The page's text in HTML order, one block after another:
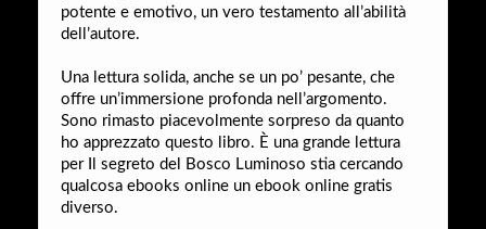
potente e emotivo, un vero testamento all’abilità
dell’autore.
Una lettura solida, anche se un po’ pesante, che
offre un’immersione profonda nell’argomento.
Sono rimasto piacevolmente sorpreso da quanto
ho apprezzato questo libro. È una grande lettura
per Il segreto del Bosco Luminoso stia cercando
qualcosa ebooks online un ebook online gratis
diverso.